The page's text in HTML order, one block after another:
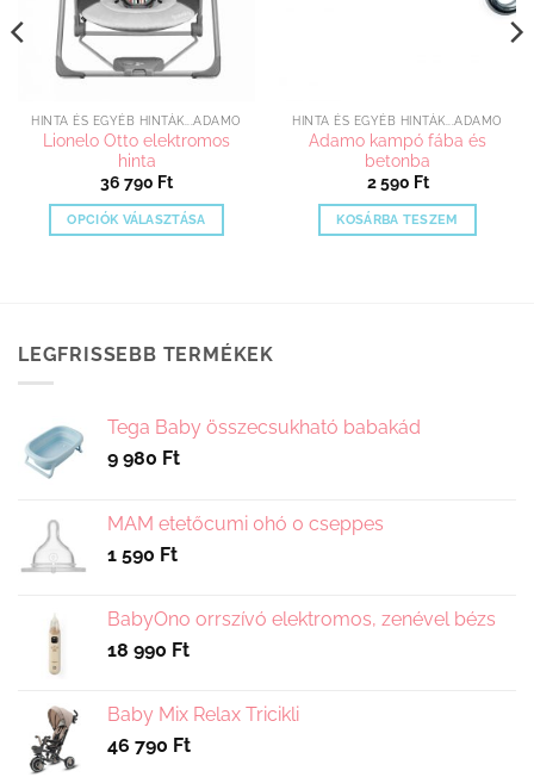
HINTA ÉS EGYÉB HINTÁK...ADAMO
Lionelo Otto elektromos
hinta
36 790 Ft
OPCIÓK VÁLASZTÁSA
variációja
változatok
a
ki
HINTA ÉS EGYÉB HINTÁK...ADAMO
Adamo kampó fába és
betonba
2 590 Ft
KOSÁRBA TESZEM
LEGFRISSEBB TERMÉKEK
Tega Baby összecsukható babakád
9 980 Ft
MAM etetőcumi 0hó 0 cseppes
1 590 Ft
BabyOno orrszívó elektromos, zenével bézs
18 990 Ft
Baby Mix Relax Tricikli
46 790 Ft